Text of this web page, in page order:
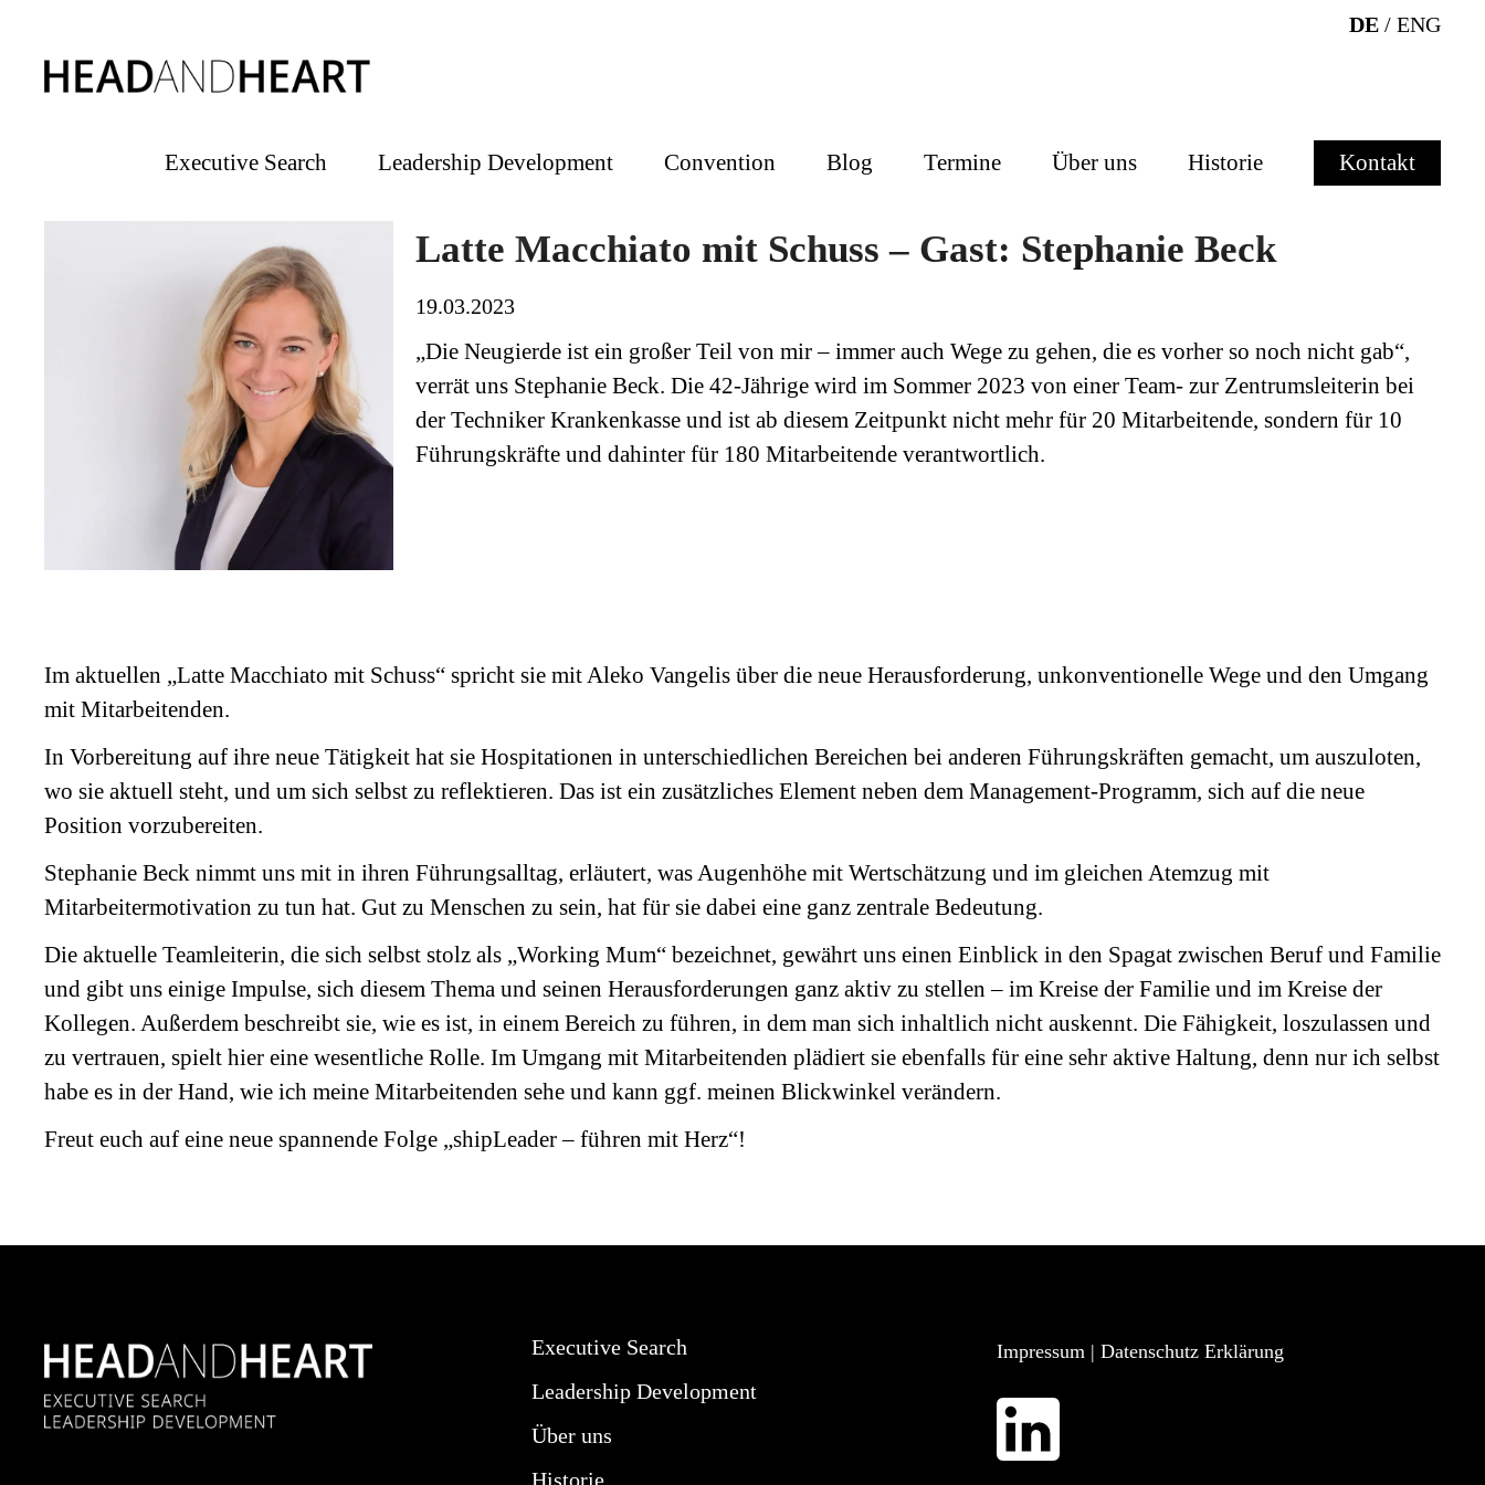
DE / ENG
Executive Search Leadership Development Convention Blog Termine Über uns Historie Kontakt
Latte Macchiato mit Schuss – Gast: Stephanie Beck
19.03.2023
„Die Neugierde ist ein großer Teil von mir – immer auch Wege zu gehen, die es vorher so noch nicht gab“,
verrät uns Stephanie Beck. Die 42-Jährige wird im Sommer 2023 von einer Team- zur Zentrumsleiterin bei
der Techniker Krankenkasse und ist ab diesem Zeitpunkt nicht mehr für 20 Mitarbeitende, sondern für 10
Führungskräfte und dahinter für 180 Mitarbeitende verantwortlich.
Im aktuellen „Latte Macchiato mit Schuss“ spricht sie mit Aleko Vangelis über die neue Herausforderung, unkonventionelle Wege und den Umgang
mit Mitarbeitenden.
In Vorbereitung auf ihre neue Tätigkeit hat sie Hospitationen in unterschiedlichen Bereichen bei anderen Führungskräften gemacht, um auszuloten,
wo sie aktuell steht, und um sich selbst zu reflektieren. Das ist ein zusätzliches Element neben dem Management-Programm, sich auf die neue
Position vorzubereiten.
Stephanie Beck nimmt uns mit in ihren Führungsalltag, erläutert, was Augenhöhe mit Wertschätzung und im gleichen Atemzug mit
Mitarbeitermotivation zu tun hat. Gut zu Menschen zu sein, hat für sie dabei eine ganz zentrale Bedeutung.
Die aktuelle Teamleiterin, die sich selbst stolz als „Working Mum“ bezeichnet, gewährt uns einen Einblick in den Spagat zwischen Beruf und Familie
und gibt uns einige Impulse, sich diesem Thema und seinen Herausforderungen ganz aktiv zu stellen – im Kreise der Familie und im Kreise der
Kollegen. Außerdem beschreibt sie, wie es ist, in einem Bereich zu führen, in dem man sich inhaltlich nicht auskennt. Die Fähigkeit, loszulassen und
zu vertrauen, spielt hier eine wesentliche Rolle. Im Umgang mit Mitarbeitenden plädiert sie ebenfalls für eine sehr aktive Haltung, denn nur ich selbst
habe es in der Hand, wie ich meine Mitarbeitenden sehe und kann ggf. meinen Blickwinkel verändern.
Freut euch auf eine neue spannende Folge „shipLeader – führen mit Herz“!
Executive Search
Leadership Development
Über uns
Historie
Impressum| Datenschutz Erklärung